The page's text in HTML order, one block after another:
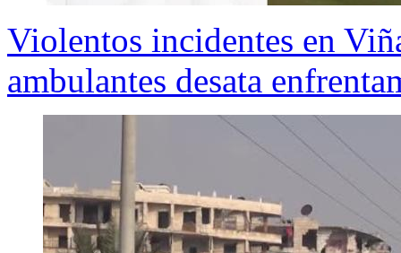
Violentos incidentes en
ambulantes desata